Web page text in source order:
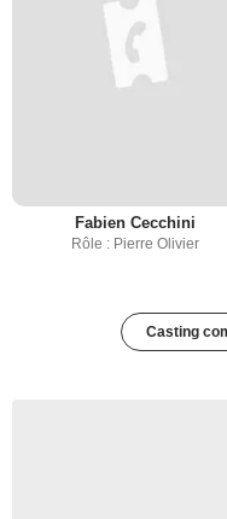
Fabien Cecchini
Rôle : Pierre Olivier
Casting